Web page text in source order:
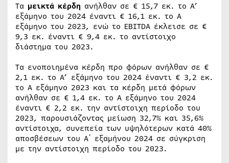
Τα μεικτά κέρδη ανήλθαν σε € 15,7 εκ. το Α’
εξάμηνο του 2024 έναντι € 16,1 εκ. το Α
εξάμηνο του 2023, ενώ το EBITDA έκλεισε σε €
9,3 εκ. έναντι € 9,4 εκ. το αντίστοιχο
διάστημα του 2023.
Τα ενοποιημένα κέρδη προ φόρων ανήλθαν σε €
2,1 εκ. το Α’ εξάμηνο του 2024 έναντι € 3,2 εκ.
το Α εξάμηνο 2023 και τα κέρδη μετά φόρων
ανήλθαν σε € 1,4 εκ. το Α εξάμηνο του 2024
έναντι € 2,2 εκ. την αντίστοιχη περίοδο του
2023, παρουσιάζοντας μείωση 32,7% και 35,6%
αντίστοιχα, συνεπεία των υψηλότερων κατά 40%
αποσβέσεων του Α΄ εξαμήνου 2024 σε σύγκριση
με την αντίστοιχη περίοδο του 2023.